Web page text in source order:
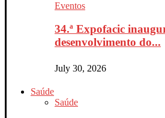
Eventos
34.ª Expofacic
desenvolvimento do...
July 30, 2026
Saúde
Saúde